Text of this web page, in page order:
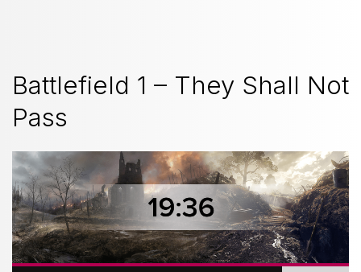
Battlefield 1 – They Shall Not
Pass